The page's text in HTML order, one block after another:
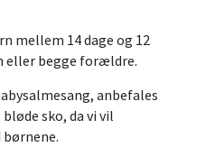
mellem 14 dage og 12
eller begge forældre.
anbefales
sko, da vi vil